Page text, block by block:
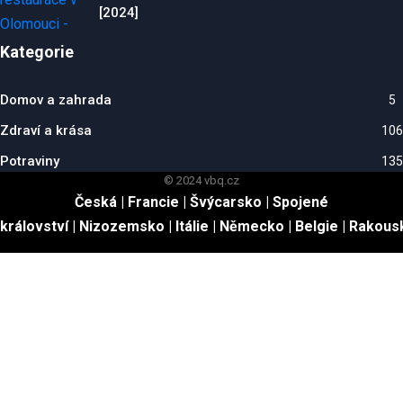
[2024]
Kategorie
Domov a zahrada 5
Zdraví a krása 106
Potraviny 135
© 2024 vbq.cz
Česká | Francie | Švýcarsko | Spojené
království| Nizozemsko | Itálie | Německo | Belgie |